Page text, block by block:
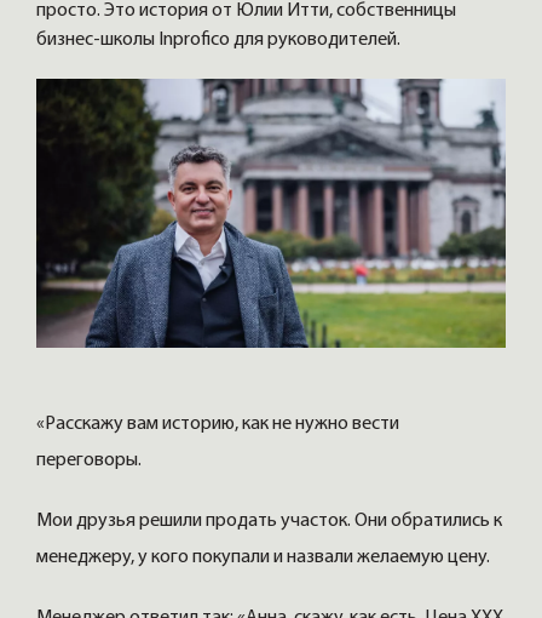
просто. Это история от Юлии Итти, собственницы
бизнес-школы Inprofico для руководителей.
«Расскажу вам историю, как не нужно вести
переговоры.
Мои друзья решили продать участок. Они обратились к
менеджеру, у кого покупали и назвали желаемую цену.